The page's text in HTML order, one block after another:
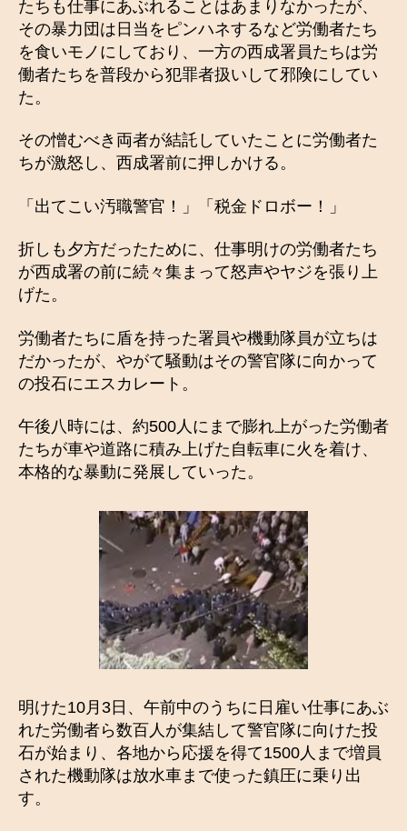
たちも仕事にあぶれることはあまりなかったが、
その暴力団は日当をピンハネするなど労働者たち
を食いモノにしており、一方の西成署員たちは労
働者たちを普段から犯罪者扱いして邪険にしてい
た。
その憎むべき両者が結託していたことに労働者た
ちが激怒し、西成署前に押しかける。
「出てこい汚職警官！」「税金ドロボー！」
折しも夕方だったために、仕事明けの労働者たち
が西成署の前に続々集まって怒声やヤジを張り上
げた。
労働者たちに盾を持った署員や機動隊員が立ちは
だかったが、やがて騒動はその警官隊に向かって
の投石にエスカレート。
午後八時には、約500人にまで膨れ上がった労働者
たちが車や道路に積み上げた自転車に火を着け、
本格的な暴動に発展していった。
明けた10月3日、午前中のうちに日雇い仕事にあぶ
れた労働者ら数百人が集結して警官隊に向けた投
石が始まり、各地から応援を得て1500人まで増員
された機動隊は放水車まで使った鎮圧に乗り出
す。